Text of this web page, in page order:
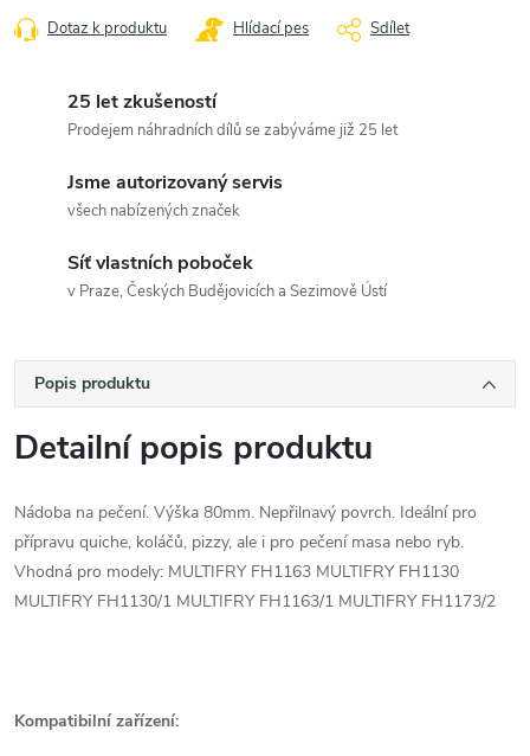
Dotaz k produktu Hlídací pes Sdílet
25 let zkušeností
Prodejem náhradních dílů se zabýváme již 25 let
Jsme autorizovaný servis
všech nabízených značek
Síť vlastních poboček
v Praze, Českých Budějovicích a Sezimově Ústí
Popis produktu
Detailní popis produktu
Nádoba na pečení. Výška 80mm. Nepřilnavý povrch. Ideální pro
přípravu quiche, koláčů, pizzy, ale i pro pečení masa nebo ryb.
Vhodná pro modely: MULTIFRY FH1163 MULTIFRY FH1130
MULTIFRY FH1130/1 MULTIFRY FH1163/1 MULTIFRY FH1173/2
Kompatibilní zařízení: